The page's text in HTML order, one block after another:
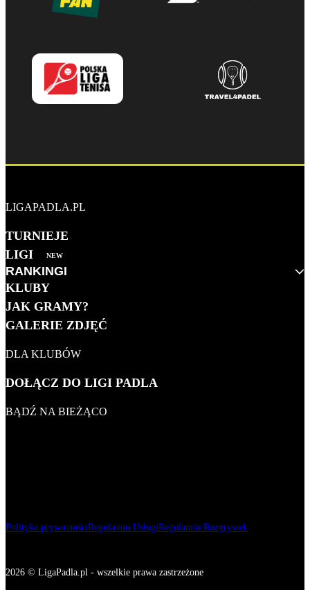
LIGAPADLA.PL
TURNIEJE
LIGI
NEW
RANKINGI
MĘŻCZYZN 2026
KOBIET 2026
KLUBOWY
KLUBY
JAK GRAMY?
GALERIE ZDJĘĆ
DLA KLUBÓW
DOŁĄCZ DO LIGI PADLA
BĄDŹ NA BIEŻĄCO
Polityka prywatnościRegulamin UsługiRegulamin Rozgrywek
2026 © LigaPadla.pl - wszelkie prawa zastrzeżone